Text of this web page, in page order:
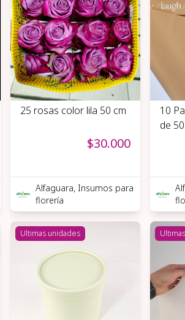
25 rosas color lila 50 cm
$30.000
Alfaguara, Insumos para
florería
10
de
Ultimas unidades